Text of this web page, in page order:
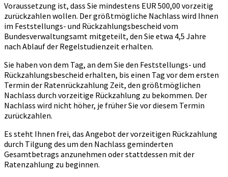
Voraussetzung ist, dass Sie mindestens EUR 500,00 vorzeitig
zurückzahlen wollen. Der größtmögliche Nachlass wird Ihnen
im Feststellungs- und Rückzahlungsbescheid vom
Bundesverwaltungsamt mitgeteilt, den Sie etwa 4,5 Jahre
nach Ablauf der Regelstudienzeit erhalten.
Sie haben von dem Tag, an dem Sie den Feststellungs- und
Rückzahlungsbescheid erhalten, bis einen Tag vor dem ersten
Termin der Ratenrückzahlung Zeit, den größtmöglichen
Nachlass durch vorzeitige Rückzahlung zu bekommen. Der
Nachlass wird nicht höher, je früher Sie vor diesem Termin
zurückzahlen.
Es steht Ihnen frei, das Angebot der vorzeitigen Rückzahlung
durch Tilgung des um den Nachlass geminderten
Gesamtbetrags anzunehmen oder stattdessen mit der
Ratenzahlung zu beginnen.